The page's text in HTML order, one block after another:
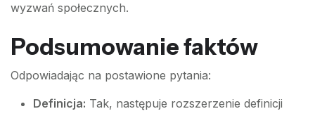
wyzwań społecznych.
Podsumowanie faktów
Odpowiadając na postawione pytania:
Definicja: Tak, następuje rozszerzenie definicji